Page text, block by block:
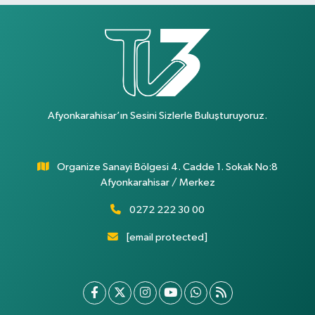
Afyonkarahisar’ın Sesini Sizlerle Buluşturuyoruz.
Organize Sanayi Bölgesi 4. Cadde 1. Sokak No:8
Afyonkarahisar / Merkez
0272 222 30 00
[email protected]